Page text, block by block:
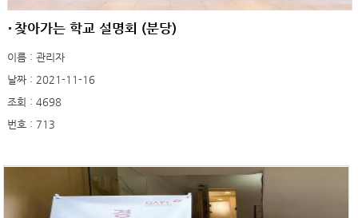
찾아가는 학교 설명회 (분당)
이름 : 관리자
날짜 : 2021-11-16
조회 : 4698
번호 : 713